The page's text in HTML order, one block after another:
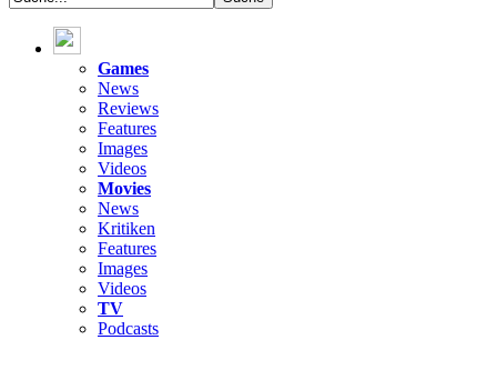
Games
News
Reviews
Features
Images
Videos
Movies
News
Kritiken
Features
Images
Videos
TV
Podcasts